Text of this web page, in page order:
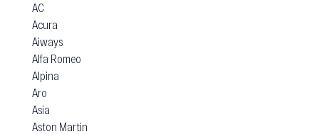
AC
Acura
Aiways
Alfa Romeo
Alpina
Aro
Asia
Aston Martin